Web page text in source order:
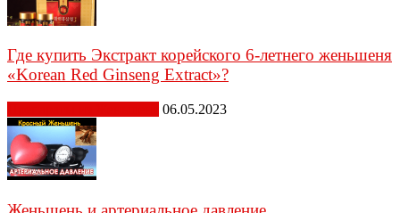
Где купить Экстракт корейского 6-летнего женьшеня
«Korean Red Ginseng Extract»?
06.05.2023